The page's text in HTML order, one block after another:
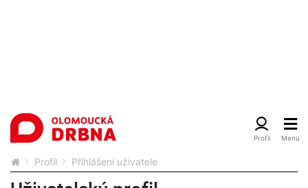
Profil Přihlášení uživatele